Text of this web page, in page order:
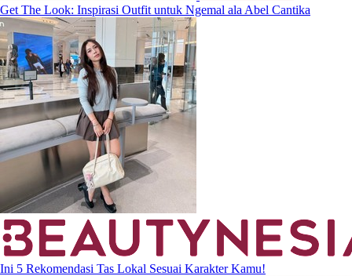
Get The Look: Inspirasi Outfit untuk Ngemal ala Abel Cantika
Ini 5 Rekomendasi Tas Lokal Sesuai Karakter Kamu!